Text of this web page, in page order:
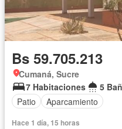
Bs 59.705.213
Cumaná, Sucre
7 Habitaciones
5
Patio
Aparcamiento
Hace 1 día, 15 horas